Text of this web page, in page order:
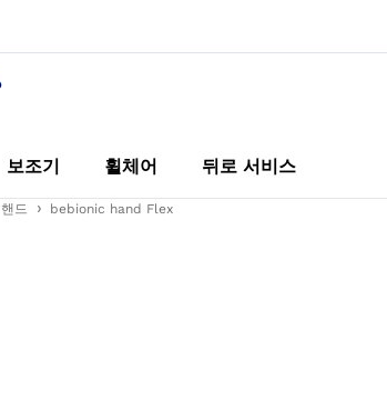
보조기 휠체어 뒤로 서비스
핸드 bebionic hand Flex